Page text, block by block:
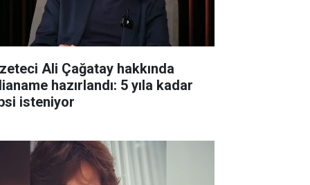
Ali Çağatay hakkında
hazırlandı: 5 yıla kadar
isteniyor